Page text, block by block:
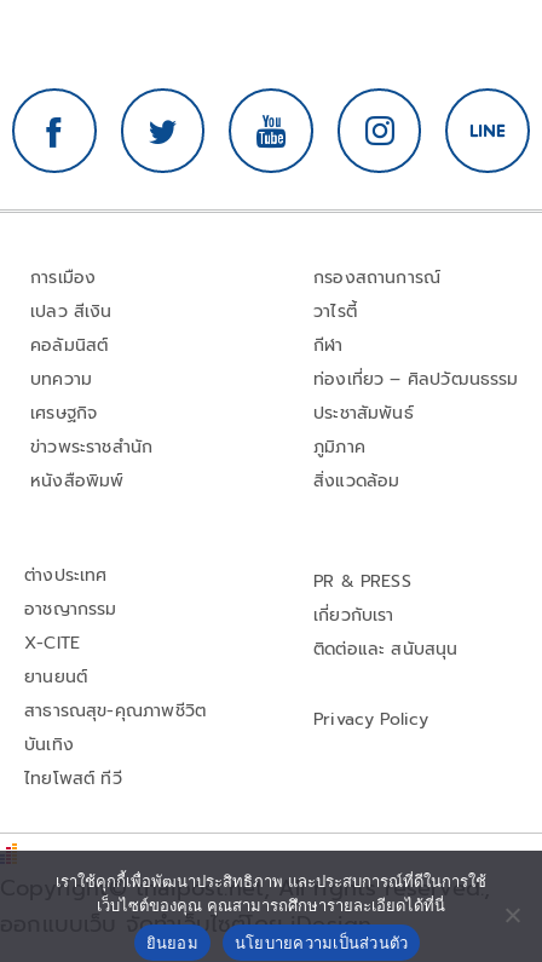
การเมือง
เปลว สีเงิน
คอลัมนิสต์
บทความ
เศรษฐกิจ
ข่าวพระราชสำนัก
หนังสือพิมพ์
กรองสถานการณ์
วาไรตี้
กีฬา
ท่องเที่ยว – ศิลปวัฒนธรรม
ประชาสัมพันธ์
ภูมิภาค
สิ่งแวดล้อม
ต่างประเทศ
อาชญากรรม
X-CITE
ยานยนต์
สาธารณสุข-คุณภาพชีวิต
บันเทิง
ไทยโพสต์ ทีวี
PR & PRESS
เกี่ยวกับเรา
ติดต่อและ สนับสนุน
Privacy Policy
Copyright© thaipost.net, All rights reserved.,
ออกแบบเว็บ จัดทำเว็บไซต์โดย iDesign
เราใช้คุกกี้เพื่อพัฒนาประสิทธิภาพ และประสบการณ์ที่ดีในการใช้
เว็บไซต์ของคุณ คุณสามารถศึกษารายละเอียดได้ที่นี่
ยินยอม
นโยบายความเป็นส่วนตัว